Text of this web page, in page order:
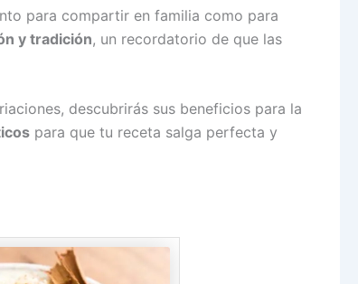
para compartir en familia como para
y tradición, un recordatorio de que las
descubrirás sus beneficios para la
para que tu receta salga perfecta y